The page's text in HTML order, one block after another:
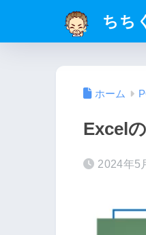
ちち
ホーム
Excel
2024年5